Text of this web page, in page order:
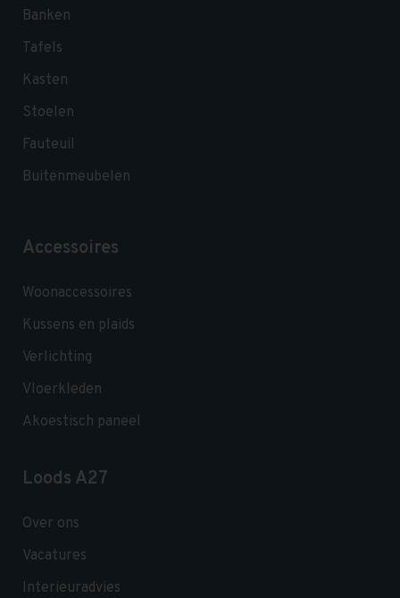
Banken
Tafels
Kasten
Stoelen
Fauteuil
Buitenmeubelen
Accessoires
Woonaccessoires
Kussens en plaids
Verlichting
Vloerkleden
Akoestisch paneel
Loods A27
Over ons
Vacatures
Interieuradvies